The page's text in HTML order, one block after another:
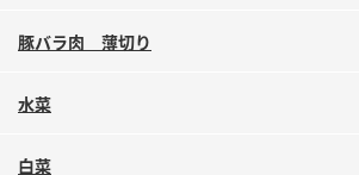
ミツカンのCMキッザニア東京「ぽん酢工房」
豚バラ肉 薄切り
水菜
白菜